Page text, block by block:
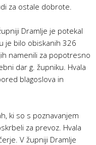
za ostale dobrote.
Dramlje je potekal
je bilo obiskanih 326
namenili za popotresno
dar g. župniku. Hvala
blagoslova in
ki so s poznavanjem
za prevoz. Hvala
V župniji Dramlje